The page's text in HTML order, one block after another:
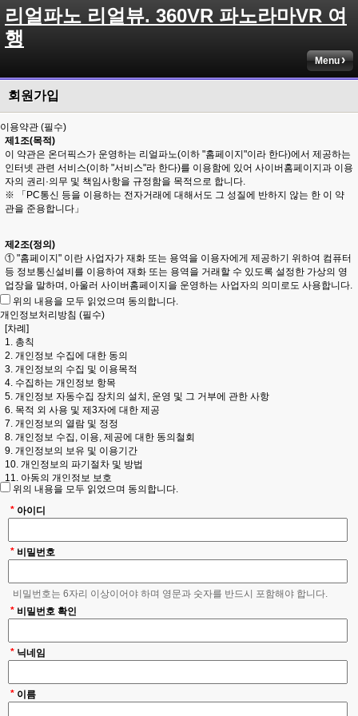
리얼파노 리얼뷰. 360VR 파노라마VR 여
행
Menu
회원가입
이용약관 (필수)
제1조(목적)
이 약관은 온더픽스가 운영하는 리얼파노(이하 "홈페이지"이라 한다)에서 제공하는
인터넷 관련 서비스(이하 "서비스"라 한다)를 이용함에 있어 사이버홈페이지과 이용
자의 권리·의무 및 책임사항을 규정함을 목적으로 합니다.
※ 「PC통신 등을 이용하는 전자거래에 대해서도 그 성질에 반하지 않는 한 이 약
관을 준용합니다」
제2조(정의)
① "홈페이지" 이란 사업자가 재화 또는 용역을 이용자에게 제공하기 위하여 컴퓨터
등 정보통신설비를 이용하여 재화 또는 용역을 거래할 수 있도록 설정한 가상의 영
업장을 말하며, 아울러 사이버홈페이지을 운영하는 사업자의 의미로도 사용합니다.
② "이용자"란 "홈페이지"에 접속하여 이 약관에 따라 "홈페이지"이 제공하는 서비스
를 받는 회원 및 비회원을 말합니다.
③ '회원'이라 함은 "홈페이지"에 개인정보를 제공하여 회원등록을 한 자로서, "홈페
이지"의 정보를 지속적으로 제공받으며, "홈페이지"이 제공하는 서비스를 계속적으
로 이용할 수 있는 자를 말합니다.
④ 비회원'이라 함은 회원에 가입하지 않고 "홈페이지"이 제공하는 서비스를 이용하
는 자를 말합니다.
제3조 (약관의 명시와 개정)
① "홈페이지"은 이 약관의 내용과 상호, 영업소 소재지, 대표자의 성명, 사업자등록
번호, 연락처(전화, 팩스, 전자우편 주소 등) 등을 이용자가 알 수 있도록 사이트의
초기 서비스화면(전면)에 게시합니다.
② "홈페이지"은 약관의 규제 등에 관한 법률, 전자거래기본법, 전자서명법, 정보통
위배하지 않는 범위에서 이 약관을 개정할 수 있습니다.
관과 함께 홈페이지의 초기화면에 그 적용일자 7일 이전부터 적용일자 전일까지 공
지합니다.
④ "홈페이지"이 약관을 개정할 경우에는 그 개정약관은 그 적용일자 이후에 체결되
이 그대로 적용됩니다. 다만 이미 계약을 체결한 이용자가 개정약관 조항의 적용을
받기를 원하는 뜻을 제3항에 의한 개정약관의 공지기간 내에 '홈페이지"에 송신하여
⑤ 이 약관에서 정하지 아니한 사항과 이 약관의 해석에 관하여는 정부가 제정한 전
위의 내용을 모두 읽었으며 동의합니다.
개인정보처리방침 (필수)
[차례]
1. 총칙
2. 개인정보 수집에 대한 동의
3. 개인정보의 수집 및 이용목적
4. 수집하는 개인정보 항목
5. 개인정보 자동수집 장치의 설치, 운영 및 그 거부에 관한 사항
6. 목적 외 사용 및 제3자에 대한 제공
7. 개인정보의 열람 및 정정
8. 개인정보 수집, 이용, 제공에 대한 동의철회
9. 개인정보의 보유 및 이용기간
10. 개인정보의 파기절차 및 방법
11. 아동의 개인정보 보호
12. 개인정보 보호를 위한 기술적 대책
13. 개인정보의 위탁처리
14. 의겸수렴 및 불만처리
본 사이트는 회원의 개인정보보호를 소중하게 생각하고, 회원의 개인정보를 보호하
기 위하여 항상 최선을 다해 노력하고 있습니다.
1) 회사는 「정보통신망 이용촉진 및 정보보호 등에 관한 법률」을 비롯한 모든 개
2) 회사는 「개인정보처리방침」을 제정하여 이를 준수하고 있으며, 이를 인터넷사
이트 및 모바일 어플리케이션에 공개하여 이용자가 언제나 용이하게 열람할 수 있
3) 회사는 「개인정보처리방침」을 통하여 귀하께서 제공하시는 개인정보가 어떠
한 용도와 방식으로 이용되고 있으며 개인정보보호를 위해 어떠한 조치가 취해지고
위의 내용을 모두 읽었으며 동의합니다.
아이디
*
비밀번호
*
비밀번호는 6자리 이상이어야 하며 영문과 숫자를 반드시 포함해야 합니다.
비밀번호 확인
*
* 닉네임
* 이름